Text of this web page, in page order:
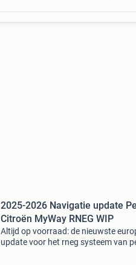
2025-2026 Navigatie update
Citroën MyWay RNEG WIP
Altijd op voorraad: de nieuwste
update voor het rneg systeem van